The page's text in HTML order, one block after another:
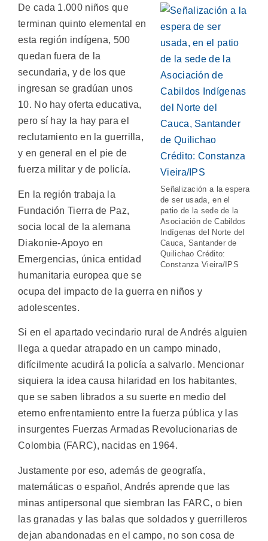
Señalización a la espera
de ser usada, en el
patio de la sede de la
Asociación de Cabildos
Indígenas del Norte del
Cauca, Santander de
Quilichao Crédito:
Constanza Vieira/IPS
De cada 1.000 niños que
terminan quinto elemental en
esta región indígena, 500
quedan fuera de la
secundaria, y de los que
ingresan se gradúan unos
10. No hay oferta educativa,
pero sí hay la hay para el
reclutamiento en la guerrilla,
y en general en el pie de
fuerza militar y de policía.
En la región trabaja la
Fundación Tierra de Paz,
socia local de la alemana
Diakonie-Apoyo en
Emergencias, única entidad
humanitaria europea que se
ocupa del impacto de la guerra en niños y
adolescentes.
Si en el apartado vecindario rural de Andrés alguien
llega a quedar atrapado en un campo minado,
difícilmente acudirá la policía a salvarlo. Mencionar
siquiera la idea causa hilaridad en los habitantes,
que se saben librados a su suerte en medio del
eterno enfrentamiento entre la fuerza pública y las
insurgentes Fuerzas Armadas Revolucionarias de
Colombia (FARC), nacidas en 1964.
Justamente por eso, además de geografía,
matemáticas o español, Andrés aprende que las
minas antipersonal que siembran las FARC, o bien
las granadas y las balas que soldados y guerrilleros
dejan abandonadas en el campo, no son cosa de